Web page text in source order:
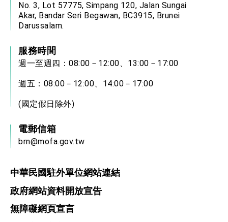
No. 3, Lot 57775, Simpang 120, Jalan Sungai
Akar, Bandar Seri Begawan, BC3915, Brunei
Darussalam.
服務時間
週一至週四：08:00－12:00、13:00－17:00
週五：08:00－12:00、14:00－17:00
(國定假日除外)
電郵信箱
brn@mofa.gov.tw
中華民國駐外單位網站連結
政府網站資料開放宣告
無障礙網頁宣言